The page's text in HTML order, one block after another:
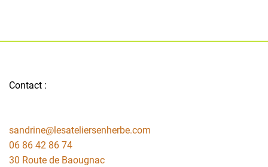
Contact :
sandrine@lesateliersenherbe.com
06 86 42 86 74
30 Route de Baougnac